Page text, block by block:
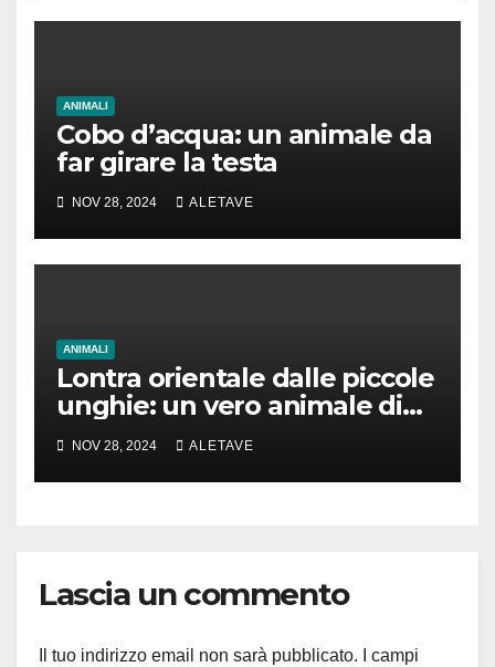
ANIMALI
Cobo d’acqua: un animale da
far girare la testa
NOV 28, 2024 ALETAVE
ANIMALI
Lontra orientale dalle piccole
unghie: un vero animale di
cui parlare
NOV 28, 2024 ALETAVE
Lascia un commento
Il tuo indirizzo email non sarà pubblicato. I campi